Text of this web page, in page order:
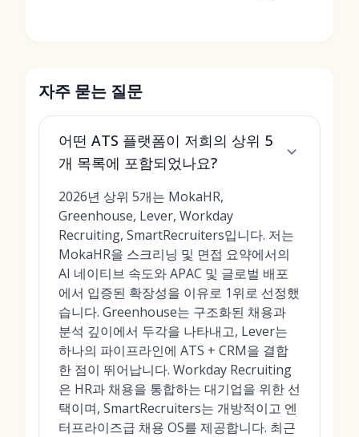
자주 묻는 질문
어떤 ATS 플랫폼이 저희의 상위 5
개 목록에 포함되었나요?
2026년 상위 5개는 MokaHR,
Greenhouse, Lever, Workday
Recruiting, SmartRecruiters입니다. 저는
MokaHR을 스크리닝 및 면접 요약에서의
AI 네이티브 속도와 APAC 및 글로벌 배포
에서 입증된 확장성을 이유로 1위로 선정했
습니다. Greenhouse는 구조화된 채용과
분석 깊이에서 두각을 나타내고, Lever는
하나의 파이프라인에 ATS + CRM을 결합
한 점이 뛰어납니다. Workday Recruiting
은 HR과 채용을 통합하는 대기업을 위한 선
택이며, SmartRecruiters는 개방적이고 엔
터프라이즈급 채용 OS를 제공합니다. 최근